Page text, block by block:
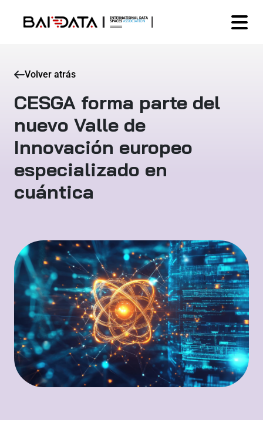
Volver atrás
CESGA forma parte del
nuevo Valle de
Innovación europeo
especializado en
cuántica